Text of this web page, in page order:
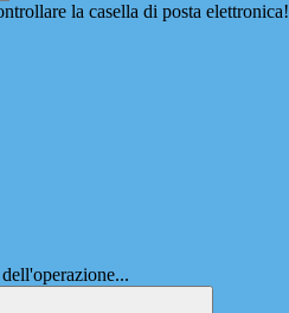
la casella di posta elettronica!